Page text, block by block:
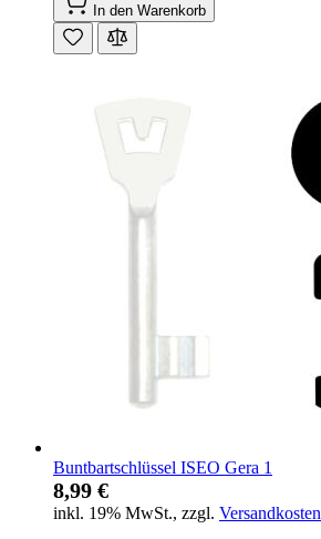
In den Warenkorb
Buntbartschlüssel ISEO Gera 1
8,99 €
inkl. 19% MwSt., zzgl. Versandkosten